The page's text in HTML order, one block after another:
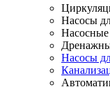
Насосы
Насосы